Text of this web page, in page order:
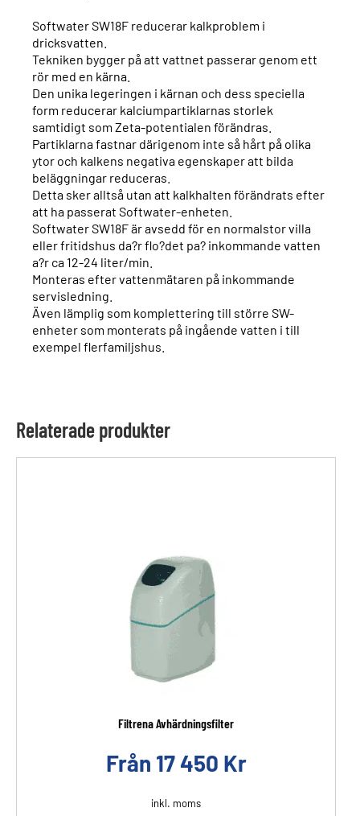
Softwater SW18F reducerar kalkproblem i
dricksvatten.
Tekniken bygger på att vattnet passerar genom ett
rör med en kärna.
Den unika legeringen i kärnan och dess speciella
form reducerar kalciumpartiklarnas storlek
samtidigt som Zeta-potentialen förändras.
Partiklarna fastnar därigenom inte så hårt på olika
ytor och kalkens negativa egenskaper att bilda
beläggningar reduceras.
Detta sker alltså utan att kalkhalten förändrats efter
att ha passerat Softwater-enheten.
Softwater SW18F är avsedd för en normalstor villa
eller fritidshus da?r flo?det pa? inkommande vatten
a?r ca 12-24 liter/min.
Monteras efter vattenmätaren på inkommande
servisledning.
Även lämplig som komplettering till större SW-
enheter som monterats på ingående vatten i till
exempel flerfamiljshus.
Relaterade produkter
Filtrena Avhärdningsfilter
Från 17 450 Kr
inkl. moms